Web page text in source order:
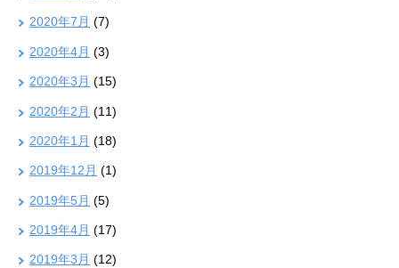
2020年7月 (7)
2020年4月 (3)
2020年3月 (15)
2020年2月 (11)
2020年1月 (18)
2019年12月 (1)
2019年5月 (5)
2019年4月 (17)
2019年3月 (12)